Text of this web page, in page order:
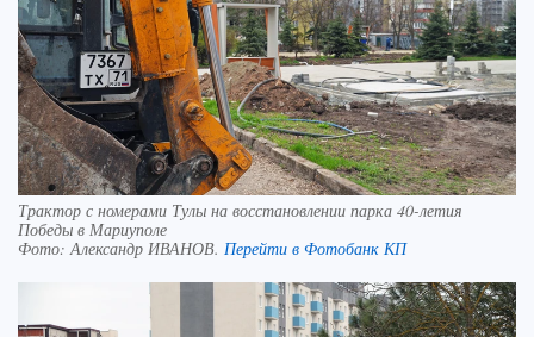
Трактор с номерами Тулы на восстановлении парка 40-летия
Победы в Мариуполе
Фото:Александр ИВАНОВ. Перейти в Фотобанк КП